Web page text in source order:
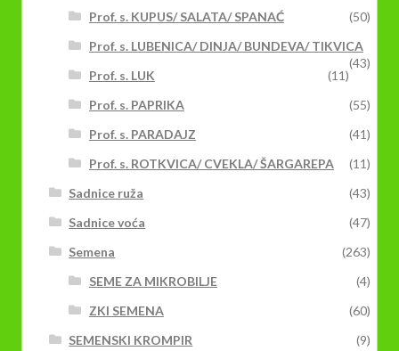
Prof. s. KUPUS/ SALATA/ SPANAĆ
(50)
Prof. s. LUBENICA/ DINJA/ BUNDEVA/ TIKVICA
(43)
Prof. s. LUK
(11)
Prof. s. PAPRIKA
(55)
Prof. s. PARADAJZ
(41)
Prof. s. ROTKVICA/ CVEKLA/ ŠARGAREPA
(11)
Sadnice ruža
(43)
Sadnice voća
(47)
Semena
(263)
SEME ZA MIKROBILJE
(4)
ZKI SEMENA
(60)
SEMENSKI KROMPIR
(9)